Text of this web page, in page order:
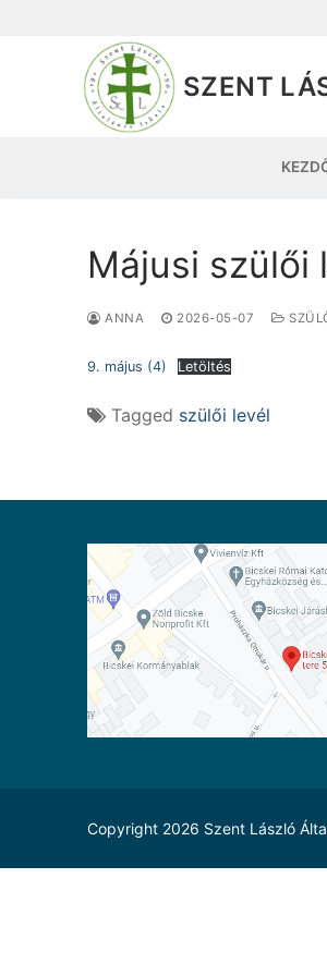
SZENT
Májusi szülői
ANNA 2026-05-07
9. május (4) Letöltés
Tagged szülői levél
Copyright 2026 Szent László